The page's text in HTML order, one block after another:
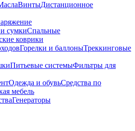
ВинтыДистанционное
сумкиСпальные
коврики
Горелки и баллоныТреккинговые
Питьевые системыФильтры для
Одежда и обувьСредства по
мебель
Генераторы